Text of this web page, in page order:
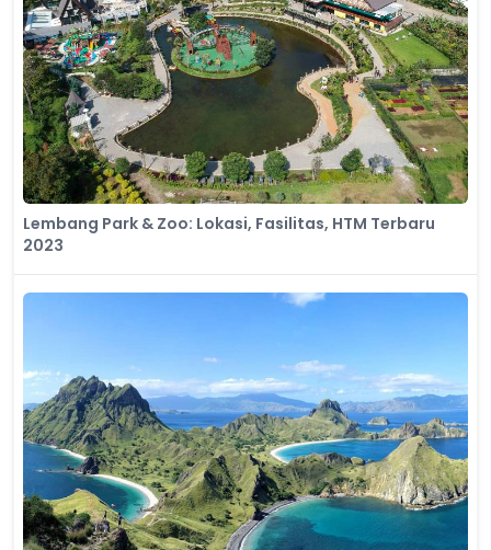
Lembang Park & Zoo: Lokasi, Fasilitas, HTM Terbaru
2023